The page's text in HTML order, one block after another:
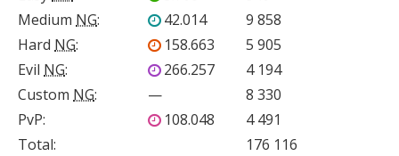
Medium NG: 42.014
9 858
Hard NG: 158.663
5 905
Evil NG: 266.257
4 194
Custom NG: —
8 330
PvP: 108.048
4 491
Total:
176 116